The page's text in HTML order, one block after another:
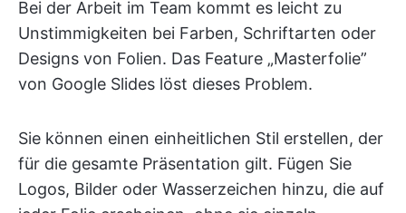
Bei der Arbeit im Team kommt es leicht zu
Unstimmigkeiten bei Farben, Schriftarten oder
Designs von Folien. Das Feature „Masterfolie”
von Google Slides löst dieses Problem.
Sie können einen einheitlichen Stil erstellen, der
für die gesamte Präsentation gilt. Fügen Sie
Logos, Bilder oder Wasserzeichen hinzu, die auf